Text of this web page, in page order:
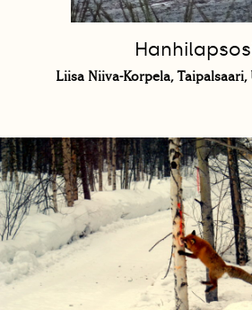
Liisa Niiva-Korpela, Taipalsaari,